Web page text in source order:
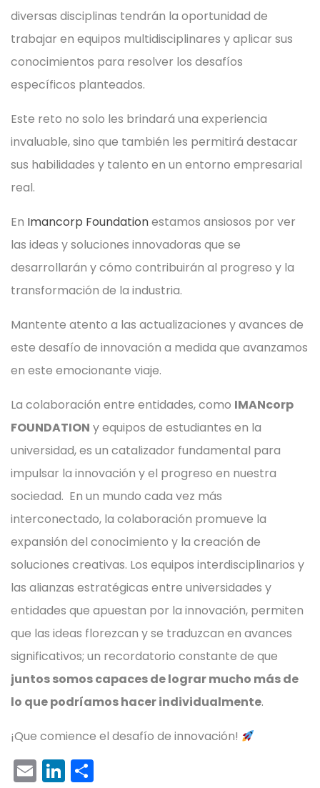
diversas disciplinas tendrán la oportunidad de
trabajar en equipos multidisciplinares y aplicar sus
conocimientos para resolver los desafíos
específicos planteados.
Este reto no solo les brindará una experiencia
invaluable, sino que también les permitirá destacar
sus habilidades y talento en un entorno empresarial
real.
En Imancorp Foundationestamos ansiosos por ver
las ideas y soluciones innovadoras que se
desarrollarán y cómo contribuirán al progreso y la
transformación de la industria.
Mantente atento a las actualizaciones y avances de
este desafío de innovación a medida que avanzamos
en este emocionante viaje.
La colaboración entre entidades, como IMANcorp
FOUNDATION y equipos de estudiantes en la
universidad, es un catalizador fundamental para
impulsar la innovación y el progreso en nuestra
sociedad. En un mundo cada vez más
interconectado, la colaboración promueve la
expansión del conocimiento y la creación de
soluciones creativas. Los equipos interdisciplinarios y
las alianzas estratégicas entre universidades y
entidades que apuestan por la innovación, permiten
que las ideas florezcan y se traduzcan en avances
significativos; un recordatorio constante de que
juntos somos capaces de lograr mucho más de
lo que podríamos hacer individualmente.
¡Que comience el desafío de innovación!
E Li